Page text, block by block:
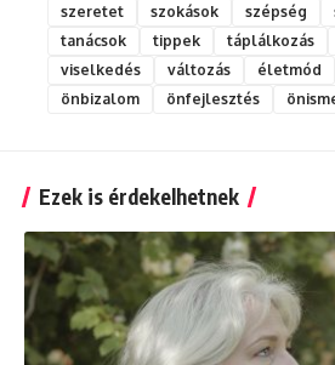
szeretet
szokások szépség
tanácsok
tippek táplálkozás
viselkedés
változás életmód
önbizalom
önfejlesztés
Ezek is érdekelhetnek